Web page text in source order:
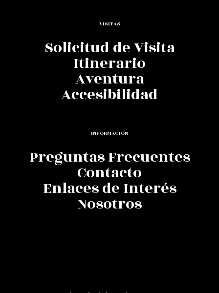
VISITAS
Solicitud de Visita
Itinerario
Aventura
Accesibilidad
INFORMACIÓN
Preguntas Frecuentes
Contacto
Enlaces de Interés
Nosotros